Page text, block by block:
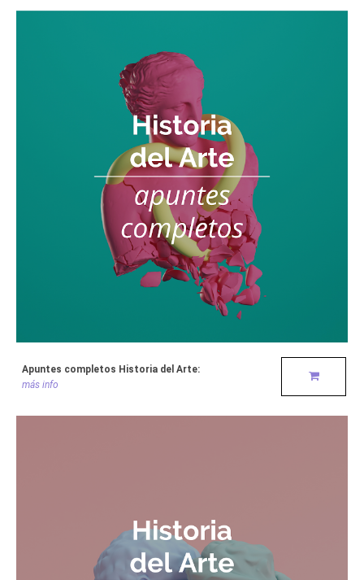
Apuntes completos Historia del Arte:
más info